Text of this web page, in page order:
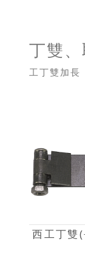
丁雙
工丁雙加長
西工丁雙